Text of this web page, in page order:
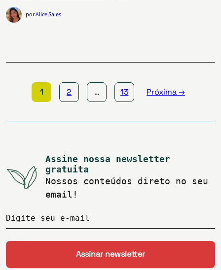
porAlice Sales
de
1 2 … 13 Próxima →
Assine nossa newsletter
gratuita
Nossos conteúdos direto no seu
email!
Digite seu e-mail